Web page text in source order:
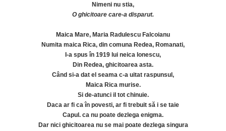
Nimeni nu stia,
O ghicitoare care-a disparut.
Maica Mare, Maria Radulescu Falcoianu
Numita maica Rica, din comuna Redea, Romanati,
I-a spus în 1919 lui neica lonescu,
Din Redea, ghicitoarea asta.
Când si-a dat el seama c-a uitat raspunsul,
Maica Rica murise.
Si de-atunci il tot chinuie.
Daca ar fi ca în povesti, ar fi trebuit să i se taie
Capul. ca nu poate dezlega enigma.
Dar nici ghicitoarea nu se mai poate dezlega singura